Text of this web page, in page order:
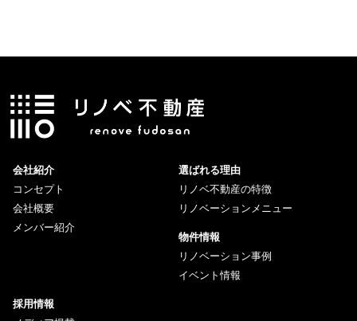
会社紹介
コンセプト
会社概要
メンバー紹介
選ばれる理由
リノベ不動産の特徴
リノベーションメニュー
物件情報
リノベーション事例
イベント情報
採用情報